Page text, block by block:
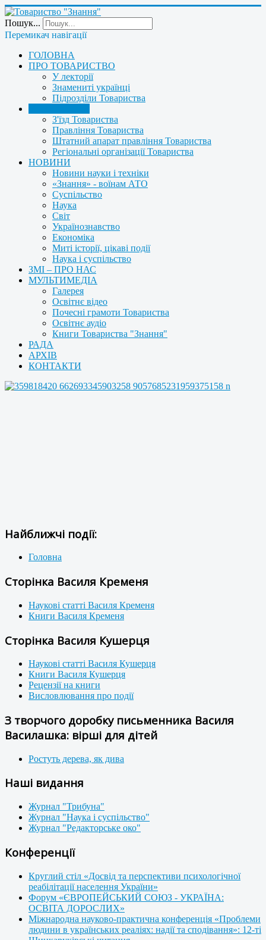
Пошук...
Перемикач навігації
ГОЛОВНА
ПРО ТОВАРИСТВО
У лекторії
Знамениті українці
Підрозділи Товариства
З'їзд Товариства
Правління Товариства
Штатний апарат правління Товариства
Регіональні організації Товариства
НОВИНИ
Новини науки і техніки
«Знання» - воїнам АТО
Суспільство
Наука
Світ
Українознавство
Економіка
Миті історії, цікаві події
Наука і суспільство
ЗМІ – ПРО НАС
МУЛЬТИМЕДІА
Галерея
Освітнє відео
Почесні грамоти Товариства
Освітнє аудіо
Книги Товариства "Знання"
РАДА
АРХІВ
КОНТАКТИ
Найближчі події:
Головна
Сторінка Василя Кременя
Наукові статті Василя Кременя
Книги Василя Кременя
Сторінка Василя Кушерця
Наукові статті Василя Кушерця
Книги Василя Кушерця
Рецензії на книги
Висловлювання про події
З творчого доробку письменника Василя
Василашка: вірші для дітей
Ростуть дерева, як дива
Наші видання
Журнал "Трибуна"
Журнал "Наука і суспільство"
Журнал "Редакторське око"
Конференції
Круглий стіл «Досвід та перспективи психологічної
реабілітації населення України»
Форум «ЄВРОПЕЙСЬКИЙ СОЮЗ - УКРАЇНА:
ОСВІТА ДОРОСЛИХ»
Міжнародна науково-практична конференція «Проблеми
людини в українських реаліях: надії та сподівання»: 12-ті